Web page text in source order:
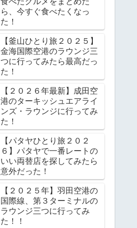
ら、今すぐ食べたくなっ
た！
【釜山ひとり旅２０２５】
金海国際空港のラウンジ三
つに行ってみたら最高だっ
た！
【２０２６年最新】成田空
港のターキッシュエアライ
ンズ・ラウンジに行ってみ
た！
【パタヤひとり旅２０２
６】パタヤで一番レートの
いい両替店を探してみたら
意外だった！
【２０２５年】羽田空港の
国際線、第３ターミナルの
ラウンジ三つに行ってみ
た！！